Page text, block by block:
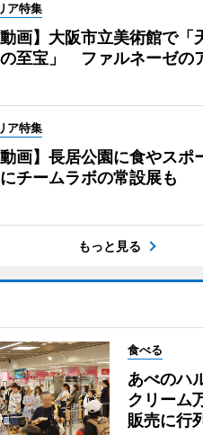
ア特集
動画】大阪市立美術館で
至宝」 ファルネーゼの
ア特集
動画】長居公園に食やス
チームラボの常設展も
もっと見る
食べる
あべのハ
クリーム
販売に行